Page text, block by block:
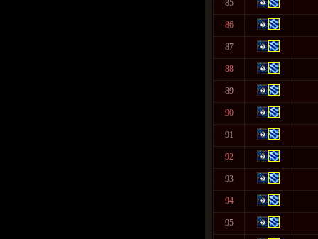
85
86
87
88
89
90
91
92
93
94
95